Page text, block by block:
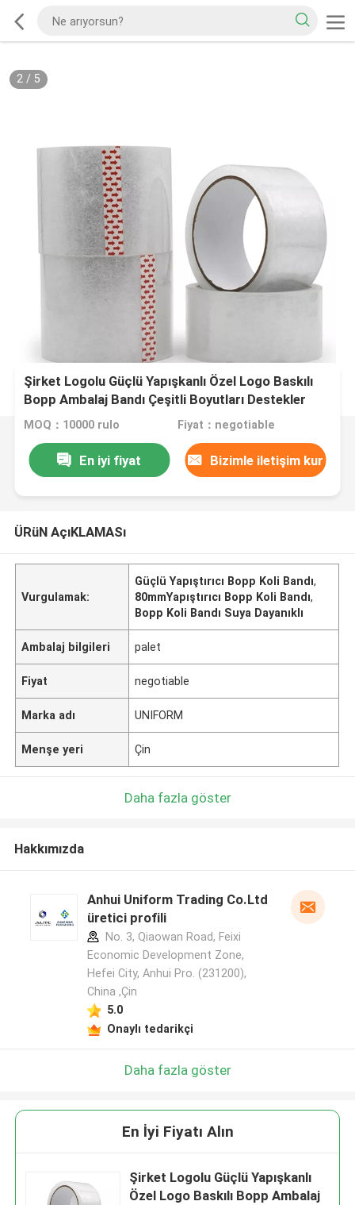
2/ 5
Şirket Logolu Güçlü Yapışkanlı Özel Logo Baskılı
Bopp Ambalaj Bandı Çeşitli Boyutları Destekler
MOQ：10000 rulo Fiyat：negotiable
En iyi fiyat Bizimle iletişim kur
ÜRüN AçıKLAMASı
Vurgulamak:
Güçlü Yapıştırıcı Bopp Koli Bandı,
80mmYapıştırıcı Bopp Koli Bandı,
Bopp Koli Bandı Suya Dayanıklı
Ambalaj bilgileri palet
Fiyat negotiable
Marka adı UNIFORM
Menşe yeri Çin
Daha fazla göster
Hakkımızda
Anhui Uniform Trading Co.Ltd
üretici profili
No. 3, Qiaowan Road, Feixi
Economic Development Zone,
Hefei City, Anhui Pro. (231200),
China ,Çin
5.0
Onaylı tedarikçi
Daha fazla göster
En İyi Fiyatı Alın
Şirket Logolu Güçlü Yapışkanlı
Özel Logo Baskılı Bopp Ambalaj